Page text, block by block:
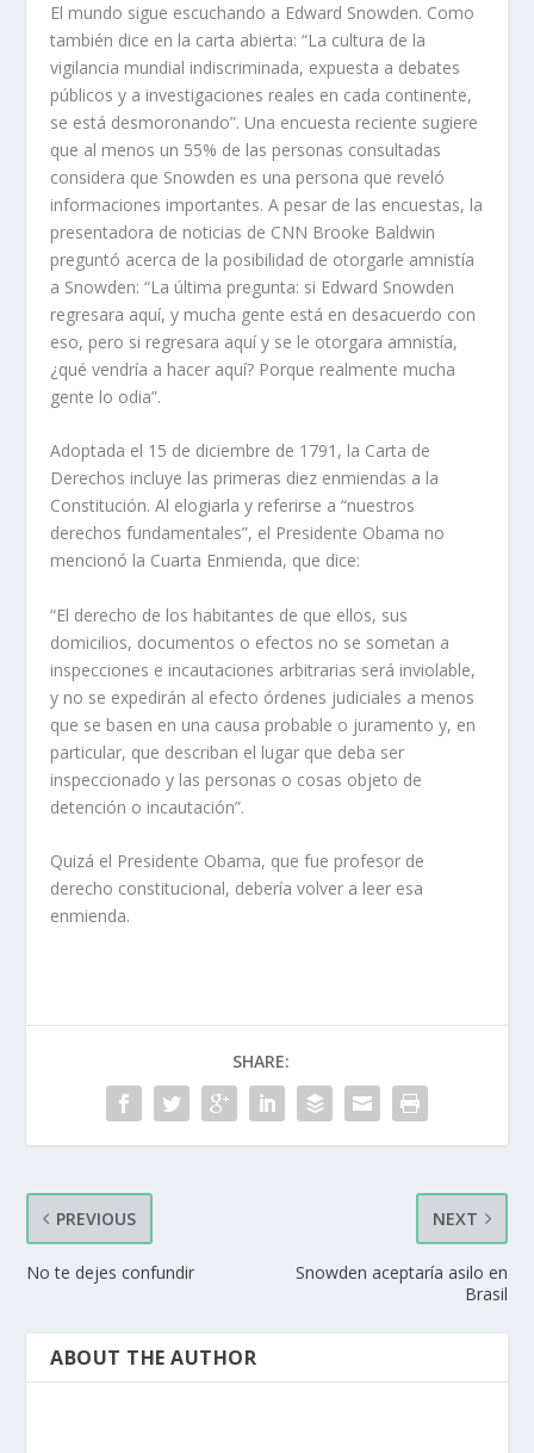
El mundo sigue escuchando a Edward Snowden. Como
también dice en la carta abierta: “La cultura de la
vigilancia mundial indiscriminada, expuesta a debates
públicos y a investigaciones reales en cada continente,
se está desmoronando”. Una encuesta reciente sugiere
que al menos un 55% de las personas consultadas
considera que Snowden es una persona que reveló
informaciones importantes. A pesar de las encuestas, la
presentadora de noticias de CNN Brooke Baldwin
preguntó acerca de la posibilidad de otorgarle amnistía
a Snowden: “La última pregunta: si Edward Snowden
regresara aquí, y mucha gente está en desacuerdo con
eso, pero si regresara aquí y se le otorgara amnistía,
¿qué vendría a hacer aquí? Porque realmente mucha
gente lo odia”.
Adoptada el 15 de diciembre de 1791, la Carta de
Derechos incluye las primeras diez enmiendas a la
Constitución. Al elogiarla y referirse a “nuestros
derechos fundamentales”, el Presidente Obama no
mencionó la Cuarta Enmienda, que dice:
“El derecho de los habitantes de que ellos, sus
domicilios, documentos o efectos no se sometan a
inspecciones e incautaciones arbitrarias será inviolable,
y no se expedirán al efecto órdenes judiciales a menos
que se basen en una causa probable o juramento y, en
particular, que describan el lugar que deba ser
inspeccionado y las personas o cosas objeto de
detención o incautación”.
Quizá el Presidente Obama, que fue profesor de
derecho constitucional, debería volver a leer esa
enmienda.
SHARE:
PREVIOUS
No te dejes confundir
NEXT
Snowden aceptaría asilo en
Brasil
ABOUT THE AUTHOR